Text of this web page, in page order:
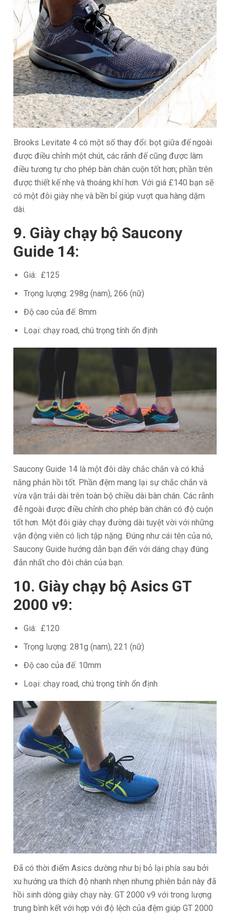
Brooks Levitate 4 có một số thay đổi: bọt giữa đế ngoài
được điều chỉnh một chút, các rãnh đế cũng được làm
điều tương tự cho phép bàn chân cuộn tốt hơn; phần trên
được thiết kế nhẹ và thoáng khí hơn. Với giá £140 bạn sẽ
có một đôi giày nhẹ và bền bỉ giúp vượt qua hàng dặm
dài.
9. Giày chạy bộ Saucony
Guide 14:
Giá: £125
Trọng lượng: 298g (nam), 266 (nữ)
Độ cao của đế: 8mm
Loại: chạy road, chú trọng tính ổn định
Saucony Guide 14 là một đôi dày chắc chắn và có khả
năng phản hồi tốt. Phần đệm mang lại sự chắc chắn và
vừa vặn trải dài trên toàn bộ chiều dài bàn chân. Các rãnh
đễ ngoài được điều chỉnh cho phép bàn chân có độ cuộn
tốt hơn. Một đôi giày chạy đường dài tuyệt vời với những
vận động viên có lịch tập nặng. Đúng như cái tên của nó,
Saucony Guide hướng dẫn bạn đến với dáng chạy đúng
đắn nhất cho đôi chân của bạn.
10. Giày chạy bộ Asics GT
2000 v9:
Giá: £120
Trọng lượng: 281g (nam), 221 (nữ)
Độ cao của đế: 10mm
Loại: chạy road, chú trọng tính ổn định
Đã có thời điểm Asics dường như bị bỏ lại phía sau bởi
xu hướng ưa thích độ nhanh nhẹn nhưng phiên bản này đã
hồi sinh dòng giày chạy này. GT 2000 v9 với trong lượng
trung bình kết với hợp với độ lệch của đệm giúp GT 2000